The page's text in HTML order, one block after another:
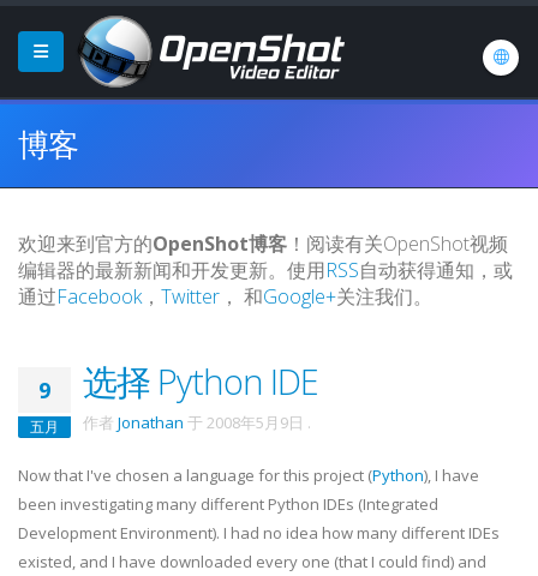
博客
欢迎来到官方的OpenShot博客 ！阅读有关OpenShot视频
编辑器的最新新闻和开发更新。使用RSS自动获得通知，或
通过Facebook， Twitter ， 和Google+关注我们。
9
五月
选择 Python IDE
作者 Jonathan 于 2008年5月9日 .
Now that I've chosen a language for this project (Python), I have
been investigating many different Python IDEs (Integrated
Development Environment). I had no idea how many different IDEs
existed, and I have downloaded every one (that I could find) and